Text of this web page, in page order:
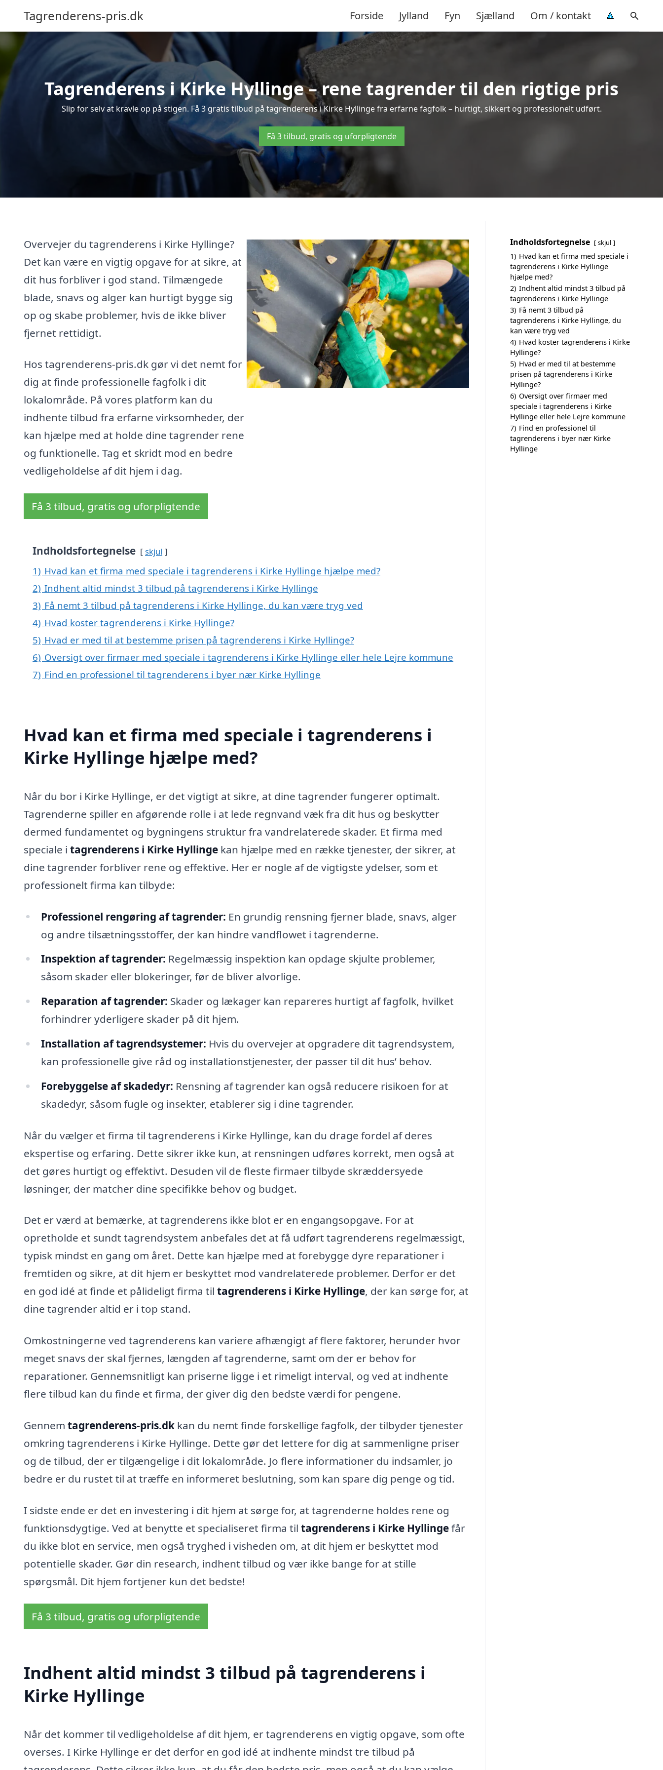
Tagrenderens-pris.dk Forside Jylland Fyn Sjælland Om / kontakt
Tagrenderens i Kirke Hyllinge – rene tagrender til den rigtige pris
Slip for selv at kravle op på stigen. Få 3 gratis tilbud på tagrenderens i Kirke Hyllinge fra erfarne fagfolk – hurtigt, sikkert og professionelt udført.
Få 3 tilbud, gratis og uforpligtende
Overvejer du tagrenderens i Kirke Hyllinge?
Det kan være en vigtig opgave for at sikre, at
dit hus forbliver i god stand. Tilmængede
blade, snavs og alger kan hurtigt bygge sig
op og skabe problemer, hvis de ikke bliver
fjernet rettidigt.
Hos tagrenderens-pris.dk gør vi det nemt for
dig at finde professionelle fagfolk i dit
lokalområde. På vores platform kan du
indhente tilbud fra erfarne virksomheder, der
kan hjælpe med at holde dine tagrender rene
og funktionelle. Tag et skridt mod en bedre
vedligeholdelse af dit hjem i dag.
Få 3 tilbud, gratis og uforpligtende
Indholdsfortegnelse skjul
1) Hvad kan et firma med speciale i tagrenderens i Kirke Hyllinge hjælpe med?
2) Indhent altid mindst 3 tilbud på tagrenderens i Kirke Hyllinge
3) Få nemt 3 tilbud på tagrenderens i Kirke Hyllinge, du kan være tryg ved
4) Hvad koster tagrenderens i Kirke Hyllinge?
5) Hvad er med til at bestemme prisen på tagrenderens i Kirke Hyllinge?
6) Oversigt over firmaer med speciale i tagrenderens i Kirke Hyllinge eller hele Lejre kommune
7) Find en professionel til tagrenderens i byer nær Kirke Hyllinge
Hvad kan et firma med speciale i tagrenderens i
Kirke Hyllinge hjælpe med?
Når du bor i Kirke Hyllinge, er det vigtigt at sikre, at dine tagrender fungerer optimalt.
Tagrenderne spiller en afgørende rolle i at lede regnvand væk fra dit hus og beskytter
dermed fundamentet og bygningens struktur fra vandrelaterede skader. Et firma med
speciale i tagrenderens i Kirke Hyllinge kan hjælpe med en række tjenester, der sikrer, at
dine tagrender forbliver rene og effektive. Her er nogle af de vigtigste ydelser, som et
professionelt firma kan tilbyde:
Professionel rengøring af tagrender: En grundig rensning fjerner blade, snavs, alger
og andre tilsætningsstoffer, der kan hindre vandflowet i tagrenderne.
Inspektion af tagrender: Regelmæssig inspektion kan opdage skjulte problemer,
såsom skader eller blokeringer, før de bliver alvorlige.
Reparation af tagrender: Skader og lækager kan repareres hurtigt af fagfolk, hvilket
forhindrer yderligere skader på dit hjem.
Installation af tagrendsystemer: Hvis du overvejer at opgradere dit tagrendsystem,
kan professionelle give råd og installationstjenester, der passer til dit hus’ behov.
Forebyggelse af skadedyr: Rensning af tagrender kan også reducere risikoen for at
skadedyr, såsom fugle og insekter, etablerer sig i dine tagrender.
Når du vælger et firma til tagrenderens i Kirke Hyllinge, kan du drage fordel af deres
ekspertise og erfaring. Dette sikrer ikke kun, at rensningen udføres korrekt, men også at
det gøres hurtigt og effektivt. Desuden vil de fleste firmaer tilbyde skræddersyede
løsninger, der matcher dine specifikke behov og budget.
Det er værd at bemærke, at tagrenderens ikke blot er en engangsopgave. For at
opretholde et sundt tagrendsystem anbefales det at få udført tagrenderens regelmæssigt,
typisk mindst en gang om året. Dette kan hjælpe med at forebygge dyre reparationer i
fremtiden og sikre, at dit hjem er beskyttet mod vandrelaterede problemer. Derfor er det
en god idé at finde et pålideligt firma til tagrenderens i Kirke Hyllinge, der kan sørge for, at
dine tagrender altid er i top stand.
Omkostningerne ved tagrenderens kan variere afhængigt af flere faktorer, herunder hvor
meget snavs der skal fjernes, længden af tagrenderne, samt om der er behov for
reparationer. Gennemsnitligt kan priserne ligge i et rimeligt interval, og ved at indhente
flere tilbud kan du finde et firma, der giver dig den bedste værdi for pengene.
Gennem tagrenderens-pris.dk kan du nemt finde forskellige fagfolk, der tilbyder tjenester
omkring tagrenderens i Kirke Hyllinge. Dette gør det lettere for dig at sammenligne priser
og de tilbud, der er tilgængelige i dit lokalområde. Jo flere informationer du indsamler, jo
bedre er du rustet til at træffe en informeret beslutning, som kan spare dig penge og tid.
I sidste ende er det en investering i dit hjem at sørge for, at tagrenderne holdes rene og
funktionsdygtige. Ved at benytte et specialiseret firma til tagrenderens i Kirke Hyllingefår
du ikke blot en service, men også tryghed i visheden om, at dit hjem er beskyttet mod
potentielle skader. Gør din research, indhent tilbud og vær ikke bange for at stille
spørgsmål. Dit hjem fortjener kun det bedste!
Få 3 tilbud, gratis og uforpligtende
Indhent altid mindst 3 tilbud på tagrenderens i
Kirke Hyllinge
Når det kommer til vedligeholdelse af dit hjem, er tagrenderens en vigtig opgave, som ofte
overses. I Kirke Hyllinge er det derfor en god idé at indhente mindst tre tilbud på
Indholdsfortegnelse skjul
1) Hvad kan et firma med speciale i
tagrenderens i Kirke Hyllinge
hjælpe med?
2) Indhent altid mindst 3 tilbud på
tagrenderens i Kirke Hyllinge
3) Få nemt 3 tilbud på
tagrenderens i Kirke Hyllinge, du
kan være tryg ved
4) Hvad koster tagrenderens i Kirke
Hyllinge?
5) Hvad er med til at bestemme
prisen på tagrenderens i Kirke
Hyllinge?
6) Oversigt over firmaer med
speciale i tagrenderens i Kirke
Hyllinge eller hele Lejre kommune
7) Find en professionel til
tagrenderens i byer nær Kirke
Hyllinge